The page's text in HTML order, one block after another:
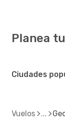
Planea
Ciudades
Vuelos